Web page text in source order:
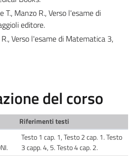
T., Manzo R., Verso l'esame di
editore.
Verso l'esame di Matematica 3,
del corso
Riferimenti testi
Testo 1 cap. 1, Testo 2 cap. 1. Testo
3 capp. 4, 5. Testo 4 cap. 2.